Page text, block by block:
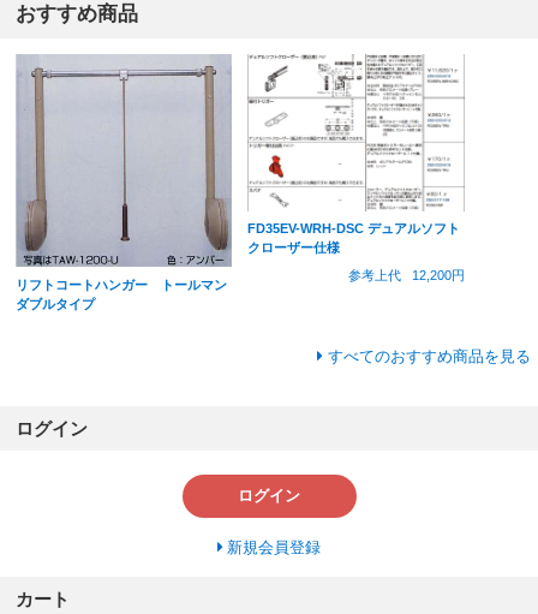
おすすめ商品
リフトコートハンガー トールマン
ダブルタイプ
FD35EV-WRH-DSC デュアルソフト
クローザー仕様
参考上代
12,200円
すべてのおすすめ商品を見る
ログイン
ログイン
新規会員登録
カート